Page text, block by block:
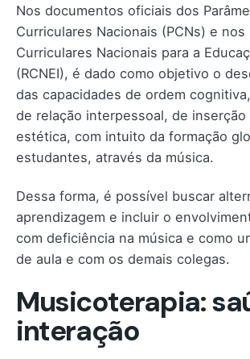
Nos documentos oficiais dos
Curriculares Nacionais (PCNs) e nos
Curriculares Nacionais para a
(RCNEI), é dado como objetivo o
das capacidades de ordem
de relação interpessoal, de
estética, com intuito da formação
estudantes, através da música.
Dessa forma, é possível buscar
aprendizagem e incluir o
com deficiência na música e como
de aula e com os demais colegas.
Musicoterapia:
interação